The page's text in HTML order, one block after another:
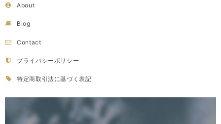
About
Blog
Contact
プライバシーポリシー
特定商取引法に基づく表記